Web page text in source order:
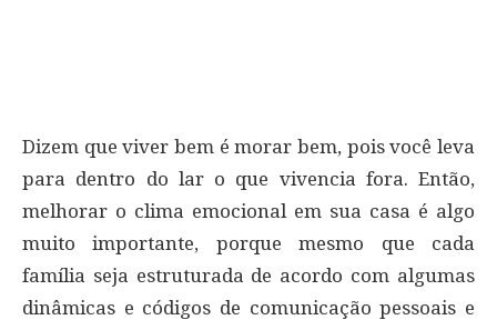
Dizem que viver bem é morar bem, pois você leva
para dentro do lar o que vivencia fora. Então,
melhorar o clima emocional em sua casa é algo
muito importante, porque mesmo que cada
família seja estruturada de acordo com algumas
dinâmicas e códigos de comunicação pessoais e